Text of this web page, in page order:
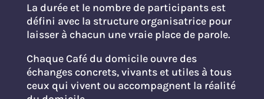
La durée et le nombre de participants est
défini avec la structure organisatrice pour
laisser à chacun une vraie place de parole.
Chaque Café du domicile ouvre des
échanges concrets, vivants et utiles à tous
ceux qui vivent ou accompagnent la réalité